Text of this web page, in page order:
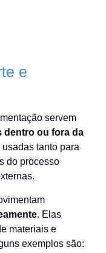
e
servem
dentro ou fora da
tanto para
do processo
. Elas
materiais e
exemplos são: